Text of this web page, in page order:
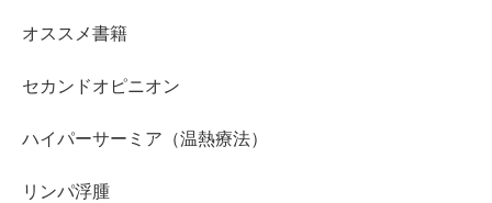
オススメ書籍
セカンドオピニオン
ハイパーサーミア（温熱療法）
リンパ浮腫